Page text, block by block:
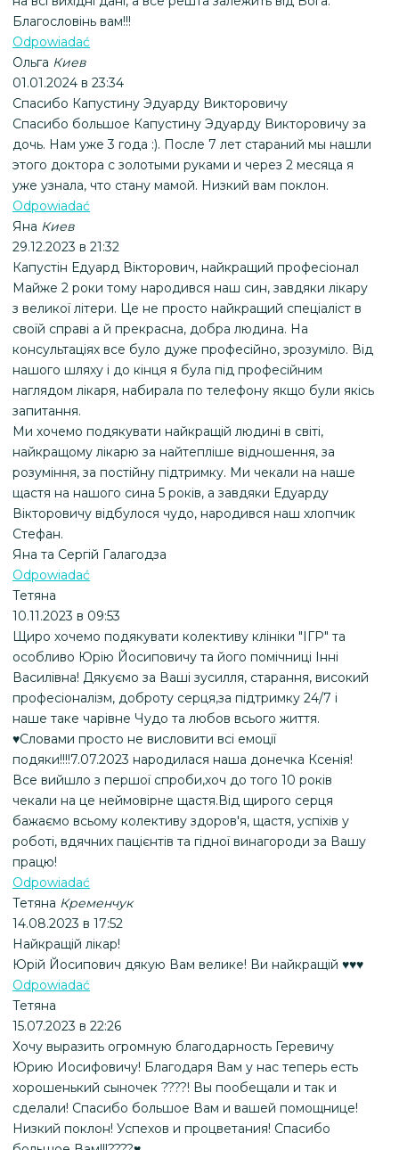
Благословінь вам!!!
Odpowiadać
Ольга Киев
01.01.2024 в 23:34
Спасибо Капустину Эдуарду Викторовичу
Спасибо большое Капустину Эдуарду Викторовичу за
дочь. Нам уже 3 года :). После 7 лет стараний мы нашли
этого доктора с золотыми руками и через 2 месяца я
уже узнала, что стану мамой. Низкий вам поклон.
Odpowiadać
Яна Киев
29.12.2023 в 21:32
Капустін Едуард Вікторович, найкращий професіонал
Майже 2 роки тому народився наш син, завдяки лікару
з великої літери. Це не просто найкращий спеціаліст в
своїй справі а й прекрасна, добра людина. На
консультаціях все було дуже професійно, зрозуміло. Від
нашого шляху і до кінця я була під професійним
наглядом лікаря, набирала по телефону якщо були якісь
запитання.
Ми хочемо подякувати найкращій людині в світі,
найкращому лікарю за найтепліше відношення, за
розуміння, за постійну підтримку. Ми чекали на наше
щастя на нашого сина 5 років, а завдяки Едуарду
Вікторовичу відбулося чудо, народився наш хлопчик
Стефан.
Яна та Сергій Галагодза
Odpowiadać
Тетяна
10.11.2023 в 09:53
Щиро хочемо подякувати колективу клініки "ІГР" та
особливо Юрію Йосиповичу та його помічниці Інні
Василівна! Дякуємо за Ваші зусилля, старання, високий
професіоналізм, доброту серця,за підтримку 24/7 і
наше таке чарівне Чудо та любов всього життя.
♥️Словами просто не висловити всі емоції
подяки!!!!7.07.2023 народилася наша донечка Ксенія!
Все вийшло з першої спроби,хоч до того 10 років
чекали на це неймовірне щастя.Від щирого серця
бажаємо всьому колективу здоров'я, щастя, успіхів у
роботі, вдячних пацієнтів та гідної винагороди за Вашу
працю!
Odpowiadać
Тетяна Кременчук
14.08.2023 в 17:52
Найкращій лікар!
Юрій Йосипович дякую Вам велике! Ви найкращій ♥️♥️♥️
Odpowiadać
Тетяна
15.07.2023 в 22:26
Хочу выразить огромную благодарность Геревичу
Юрию Иосифовичу! Благодаря Вам у нас теперь есть
хорошенький сыночек ????! Вы пообещали и так и
сделали! Спасибо большое Вам и вашей помощнице!
Низкий поклон! Успехов и процветания! Спасибо